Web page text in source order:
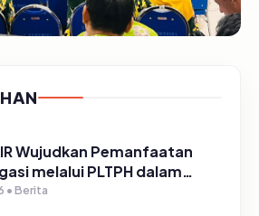
Wujudkan Pemanfaatan
melalui PLTPH dalam
PELITA di Desa
• Berita